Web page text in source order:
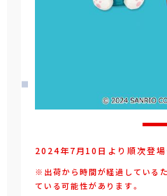
2024年7月10日より順次登場
※出荷から時間が経過している
ている可能性があります。